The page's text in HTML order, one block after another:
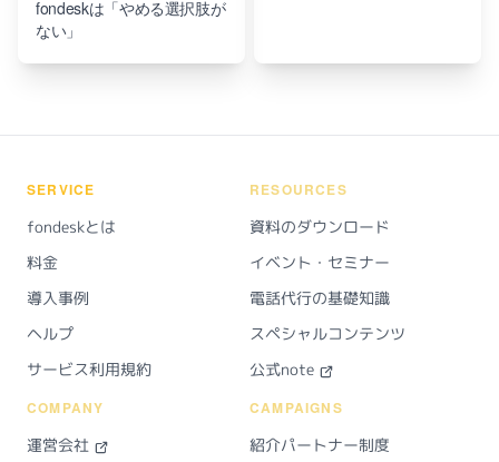
fondeskは「やめる選択肢が
ない」
SERVICE
fondeskとは
料金
導入事例
ヘルプ
サービス利用規約
RESOURCES
資料のダウンロード
イベント・セミナー
電話代行の基礎知識
スペシャルコンテンツ
公式note
COMPANY
運営会社
CAMPAIGNS
紹介パートナー制度